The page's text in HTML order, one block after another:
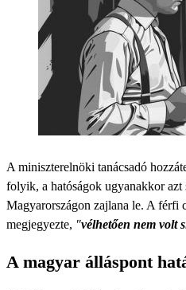
A miniszterelnöki tanácsadó
folyik, a hatóságok ugyanakkor azt
Magyarországon zajlana le. A férfi
megjegyezte, "vélhetően nem volt
A magyar álláspont